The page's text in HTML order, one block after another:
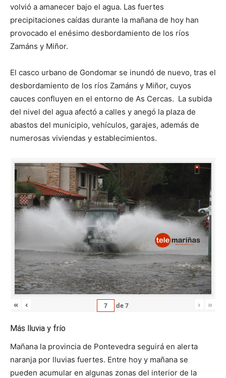
volvió a amanecer bajo el agua. Las fuertes
precipitaciones caídas durante la mañana de hoy han
provocado el enésimo desbordamiento de los ríos
Zamáns y Miñor.
El casco urbano de Gondomar se inundó de nuevo, tras el
desbordamiento de los ríos Zamáns y Miñor, cuyos
cauces confluyen en el entorno de As Cercas. La subida
del nivel del agua afectó a calles y anegó la plaza de
abastos del municipio, vehículos, garajes, además de
numerosas viviendas y establecimientos.
« ‹ de7 › »
Más lluvia y frío
Mañana la provincia de Pontevedra seguirá en alerta
naranja por lluvias fuertes. Entre hoy y mañana se
pueden acumular en algunas zonas del interior de la